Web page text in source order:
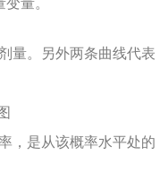
量。另外两条曲线代表
，是从该概率水平处的